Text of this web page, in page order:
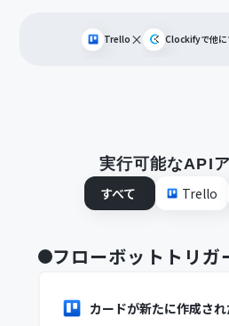
Trello × Clockifyで他
実行可能なAPI
すべて
Trello
フローボットトリガ
カードが新たに作成さ